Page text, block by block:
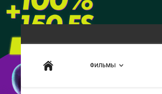
ФИЛЬМЫ